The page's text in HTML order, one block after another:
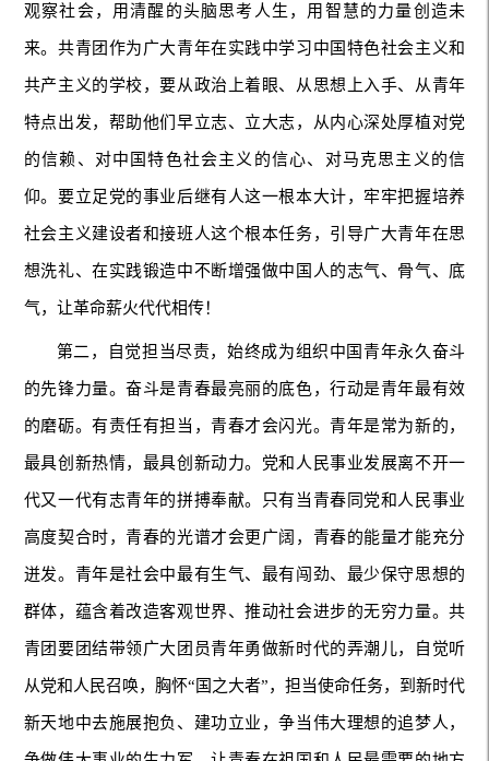
观察社会，用清醒的头脑思考人生，用智慧的力量创造未
来。共青团作为广大青年在实践中学习中国特色社会主义和
共产主义的学校，要从政治上着眼、从思想上入手、从青年
特点出发，帮助他们早立志、立大志，从内心深处厚植对党
的信赖、对中国特色社会主义的信心、对马克思主义的信
仰。要立足党的事业后继有人这一根本大计，牢牢把握培养
社会主义建设者和接班人这个根本任务，引导广大青年在思
想洗礼、在实践锻造中不断增强做中国人的志气、骨气、底
气，让革命薪火代代相传！
第二，自觉担当尽责，始终成为组织中国青年永久奋斗
的先锋力量。奋斗是青春最亮丽的底色，行动是青年最有效
的磨砺。有责任有担当，青春才会闪光。青年是常为新的，
最具创新热情，最具创新动力。党和人民事业发展离不开一
代又一代有志青年的拼搏奉献。只有当青春同党和人民事业
高度契合时，青春的光谱才会更广阔，青春的能量才能充分
迸发。青年是社会中最有生气、最有闯劲、最少保守思想的
群体，蕴含着改造客观世界、推动社会进步的无穷力量。共
青团要团结带领广大团员青年勇做新时代的弄潮儿，自觉听
从党和人民召唤，胸怀“国之大者”，担当使命任务，到新时代
新天地中去施展抱负、建功立业，争当伟大理想的追梦人，